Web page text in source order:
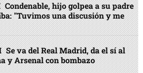
Condenable, hijo golpea a su padre
"Tuvimos una discusión y me
Se va del Real Madrid, da el sí al
y Arsenal con bombazo